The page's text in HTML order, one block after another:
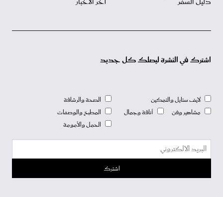
اشترك في النشرة ليصلك كل جديد
لايف ستايل والتمكين
مشاهير وفن
أناقة وجمال
الصحة والرشاقة
المطبخ والوصفات
الحمل والأمومة